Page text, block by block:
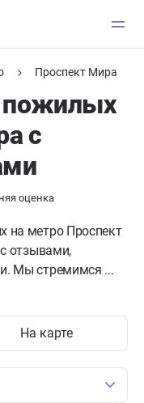
Проспект Мира
пожилых
с
оценка
на метро Проспект
отзывами,
Мы стремимся ...
На карте